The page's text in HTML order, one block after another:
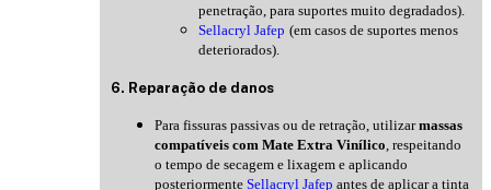
penetração, para suportes muito degradados).
Sellacryl Jafep (em casos de suportes menos
deteriorados).
6. Reparação de danos
Para fissuras passivas ou de retração, utilizarmassas
compatíveis com Mate Extra Vinílico, respeitando
o tempo de secagem e lixagem e aplicando
posteriormente Sellacryl Jafep antes de aplicar a tinta